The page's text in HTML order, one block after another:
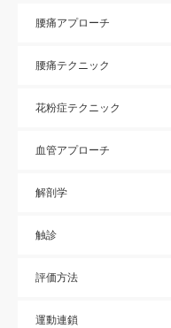
腰痛アプローチ
腰痛テクニック
花粉症テクニック
血管アプローチ
解剖学
触診
評価方法
運動連鎖